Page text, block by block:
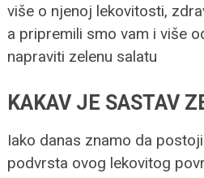
više o njenoj lekovitosti,
a pripremili smo vam i više
napraviti zelenu salatu
KAKAV JE SASTAV
Iako danas znamo da
podvrsta ovog lekovitog